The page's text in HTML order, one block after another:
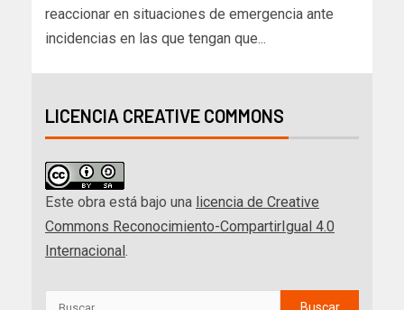
reaccionar en situaciones de emergencia ante
incidencias en las que tengan que...
LICENCIA CREATIVE COMMONS
Este obra está bajo una licencia de Creative
Commons Reconocimiento-CompartirIgual 4.0
Internacional .